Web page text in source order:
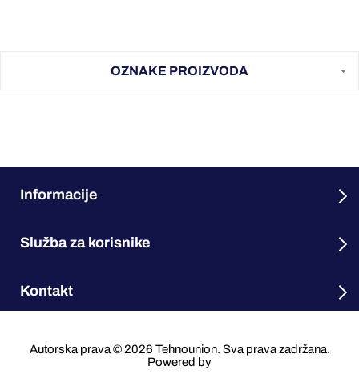
OZNAKE PROIZVODA
Informacije
Služba za korisnike
Kontakt
Autorska prava © 2026 Tehnounion. Sva prava zadržana.
Powered by